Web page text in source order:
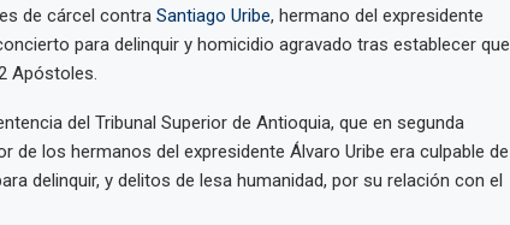
de cárcel contra Santiago Uribe, hermano del expresidente
para delinquir y homicidio agravado tras establecer que
Apóstoles.
del Tribunal Superior de Antioquia, que en segunda
de los hermanos del expresidente Álvaro Uribe era culpable de
delinquir, y delitos de lesa humanidad, por su relación con el